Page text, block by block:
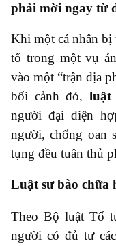
phải mời ngay từ
Khi một cá nhân bị
tố trong một vụ
vào một “trận địa
bối cảnh đó, luật
người đại diện
người, chống oan
tụng đều tuân thủ
Luật sư bào chữa
Theo Bộ luật Tố
người có đủ tư